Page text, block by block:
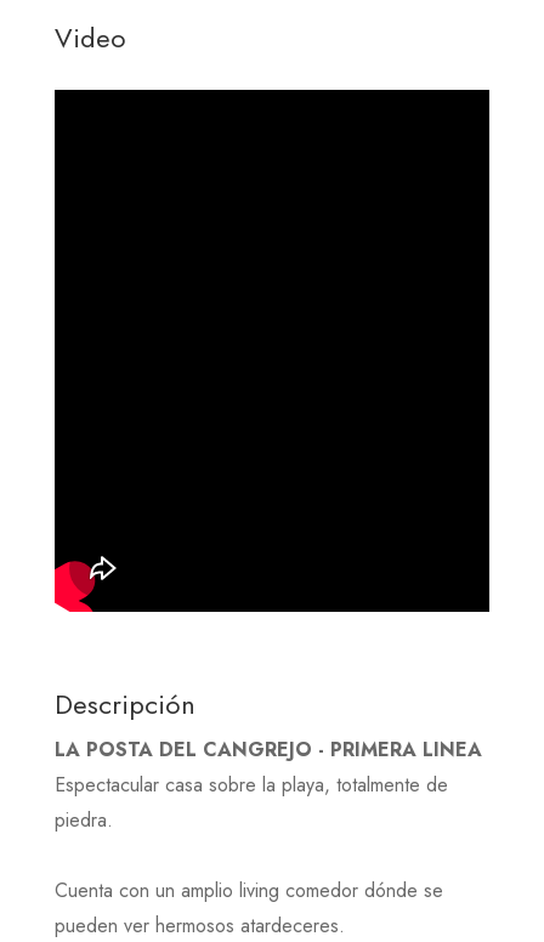
Video
Descripción
LA POSTA DEL CANGREJO - PRIMERA LINEA
Espectacular casa sobre la playa, totalmente de
piedra.
Cuenta con un amplio living comedor dónde se
pueden ver hermosos atardeceres.